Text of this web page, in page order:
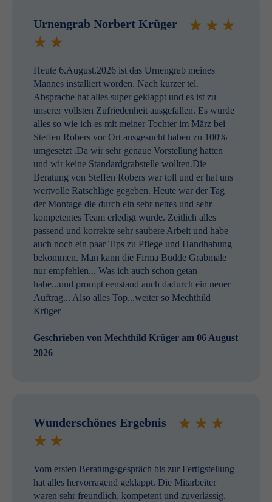
Urnengrab Norbert Krüger
Heute 6.August.2026 ist das Urnengrab meines
Mannes installiert worden. Nach kurzer tel.
Absprache hat alles super geklappt und es ist zu
unserer vollsten Zufriedenheit ausgefallen. Es wurde
alles so wie ich es mit meiner Tochter im März bei
Steffen Robers vor Ort ausgesucht haben zu 100%
umgesetzt .Da wir sehr genaue Vorstellung hatten
und wir keine Standardgrabstelle wollten.Die
Beratung von Steffen Robers war toll und er hat uns
wertvolle Ratschläge gegeben. Heute war der Tag
der Montage die durch ein sehr nettes und sehr
kompetentes Team erledigt wurde. Zeitlich alles
passend und korrekte sehr saubere Arbeit und habe
auch noch ein paar Tips zu Pflege und Handhabung
bekommen. Man kann die Firma Budde Grabmale
nur empfehlen... Was ich auch schon getan
habe...und prompt eenstand auch dadurch ein neuer
Auftrag... Also alles Top...weiter so Mechthild
Krüger
Geschrieben von Mechthild Krüger am 06 August
2026
Wunderschönes Ergebnis
Vom ersten Beratungsgespräch bis zur Fertigstellung
hat alles hervorragend geklappt. Die Mitarbeiter
waren sehr freundlich, kompetent und zuverlässig.